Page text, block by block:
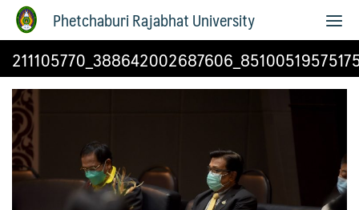
Phetchaburi Rajabhat University